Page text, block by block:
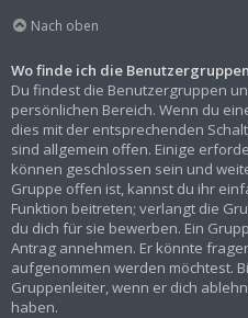
Nach oben
Wo finde ich die
Du findest die Benutzergruppen
persönlichen Bereich. Wenn du
dies mit der entsprechenden
sind allgemein offen. Einige
können geschlossen sein und
Gruppe offen ist, kannst du ihr
Funktion beitreten; verlangt die
du dich für sie bewerben. Ein
Antrag annehmen. Er könnte
aufgenommen werden möchtest.
Gruppenleiter, wenn er dich
haben.